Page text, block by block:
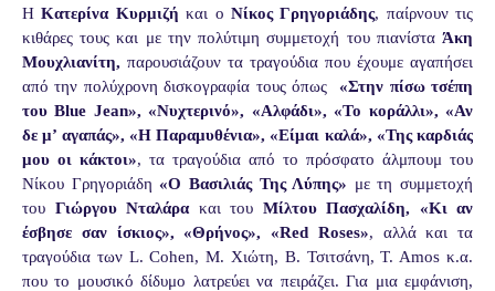
ΗΚατερίνα Κυρμιζή και ο Νίκος Γρηγοριάδης, παίρνουν τις
κιθάρες τους και με την πολύτιμη συμμετοχή του πιανίστα Άκη
Μουχλιανίτη, παρουσιάζουν τα τραγούδια που έχουμε αγαπήσει
από την πολύχρονη δισκογραφία τους όπως
«Στην πίσω τσέπη
του Blue Jean», «Νυχτερινό», «Αλφάδι», «Το κοράλλι», «Αν
δε μ’ αγαπάς», «Η Παραμυθένια», «Είμαι καλά», «Της καρδιάς
μου οι κάκτοι», τα τραγούδια από το πρόσφατο άλμπουμ του
Νίκου Γρηγοριάδη«Ο Βασιλιάς Της Λύπης» με τη συμμετοχή
του Γιώργου Νταλάρακαι του Μίλτου Πασχαλίδη, «Κι αν
έσβησε σαν ίσκιος», «Θρήνος», «Red Roses», αλλά και τα
τραγούδια των L. Cohen, Μ. Χιώτη, Β. Τσιτσάνη, T. Amos κ.α.
που το μουσικό δίδυμο λατρεύει να πειράζει. Για μια εμφάνιση,